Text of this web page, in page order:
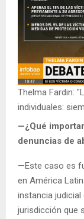
Thelma Fardin:
individuales:
—¿Qué
denuncias de
—Este caso es
en América
instancia judicial
jurisdicción que